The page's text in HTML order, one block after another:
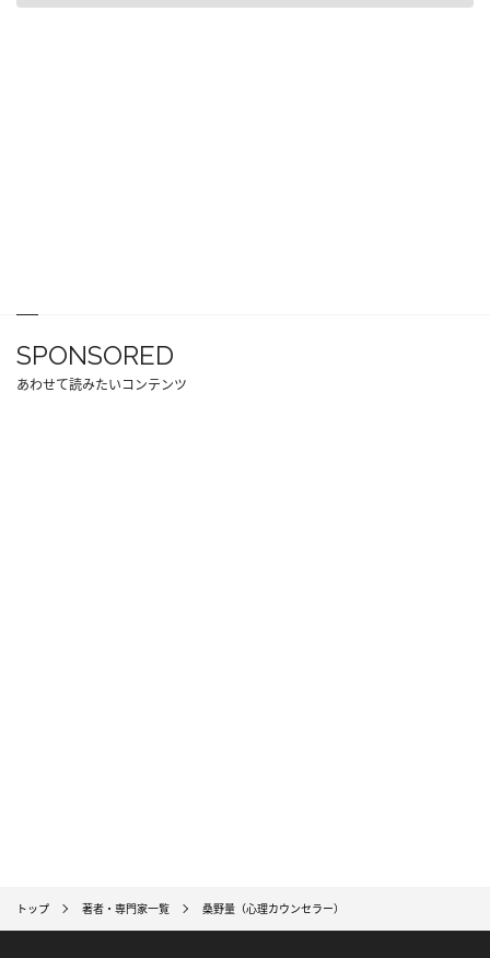
SPONSORED
あわせて読みたいコンテンツ
トップ 著者・専門家一覧 桑野量（心理カウンセラー）